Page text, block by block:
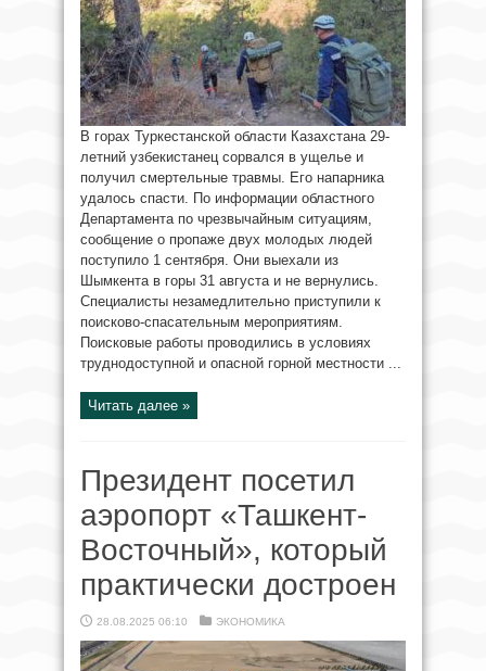
В горах Туркестанской области Казахстана 29-
летний узбекистанец сорвался в ущелье и
получил смертельные травмы. Его напарника
удалось спасти. По информации областного
Департамента по чрезвычайным ситуациям,
сообщение о пропаже двух молодых людей
поступило 1 сентября. Они выехали из
Шымкента в горы 31 августа и не вернулись.
Специалисты незамедлительно приступили к
поисково-спасательным мероприятиям.
Поисковые работы проводились в условиях
труднодоступной и опасной горной местности ...
Читать далее »
Президент посетил
аэропорт «Ташкент-
Восточный», который
практически достроен
28.08.2025 06:10 ЭКОНОМИКА